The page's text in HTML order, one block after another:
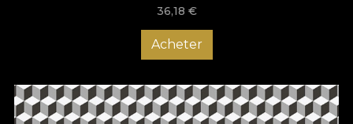
36,18 €
Acheter